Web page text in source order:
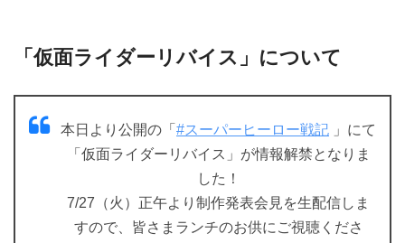
「仮面ライダーリバイス」について
本日より公開の「 #スーパーヒーロー戦記 」にて
「仮面ライダーリバイス」が情報解禁となりま
した！
7/27（火）正午より制作発表会見を生配信しま
すので、皆さまランチのお供にご視聴くださ